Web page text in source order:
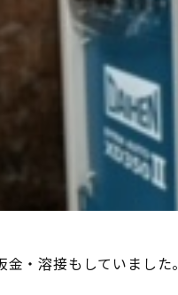
・溶接もしていました。